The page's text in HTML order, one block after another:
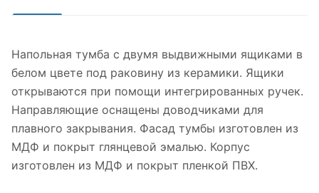
Напольная тумба с двумя выдвижными ящиками в
белом цвете под раковину из керамики. Ящики
открываются при помощи интегрированных ручек.
Направляющие оснащены доводчиками для
плавного закрывания. Фасад тумбы изготовлен из
МДФ и покрыт глянцевой эмалью. Корпус
изготовлен из МДФ и покрыт пленкой ПВХ.